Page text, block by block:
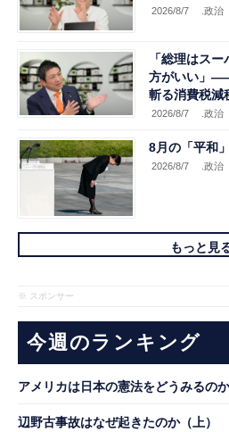
2026/8/7 .政治
「総理はス
方がいい」
斬る消費税減
2026/8/7 .政治
8月の「平和
2026/8/7 .政治
もっと見
※ スポンサー
今週のランキング
アメリカは日本の憲法をどうみるの
辺野古事故はなぜ起きたのか（上）